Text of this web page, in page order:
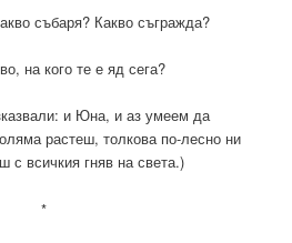
събаря? Какво съгражда?
на кого те е яд сега?
и Юна, и аз умеем да
растеш, толкова по-лесно ни
с всичкия гняв на света.)
*